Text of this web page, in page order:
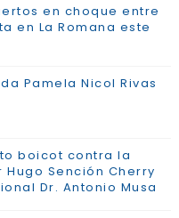
en choque entre
en La Romana este
Pamela Nicol Rivas
boicot contra la
Sención Cherry
Dr. Antonio Musa